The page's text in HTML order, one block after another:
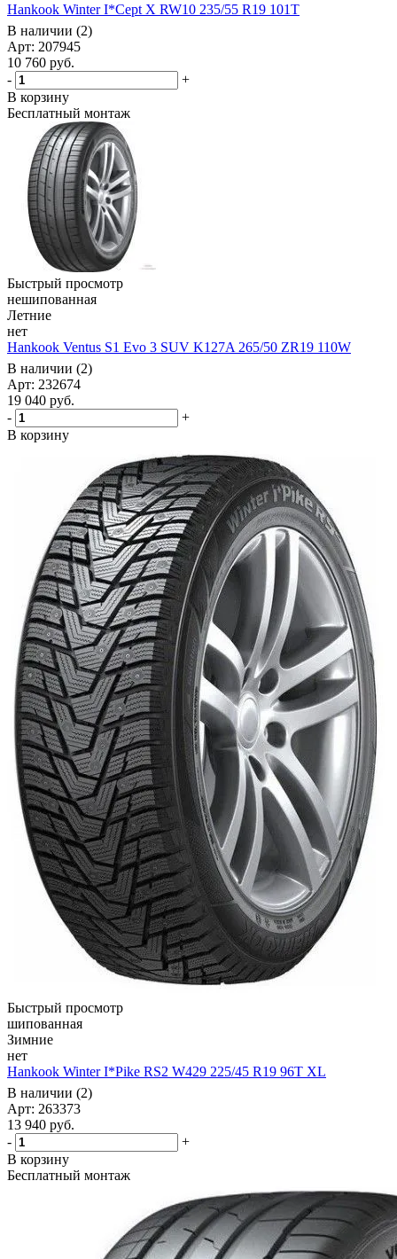
Hankook Winter I*Cept X RW10 235/55 R19 101T
В наличии (2)
Арт: 207945
10 760 руб.
-
+
В корзину
Бесплатный монтаж
Быстрый просмотр
нешипованная
Летние
нет
Hankook Ventus S1 Evo 3 SUV K127A 265/50 ZR19 110W
В наличии (2)
Арт: 232674
19 040 руб.
-
+
В корзину
Быстрый просмотр
шипованная
Зимние
нет
Hankook Winter I*Pike RS2 W429 225/45 R19 96T XL
В наличии (2)
Арт: 263373
13 940 руб.
-
+
В корзину
Бесплатный монтаж